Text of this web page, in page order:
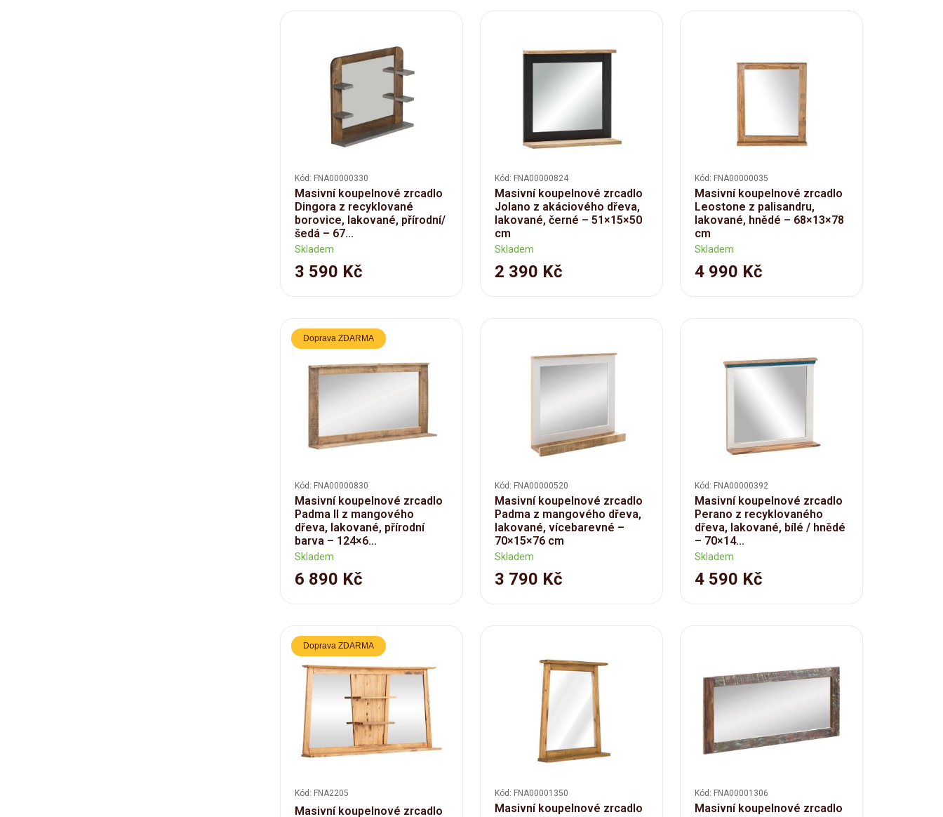
Kód: FNA00000330
Masivní koupelnové zrcadlo
Dingora z recyklované
borovice, lakované, přírodní/
šedá – 67...
Skladem
3 590 Kč
Kód: FNA00000824
Masivní koupelnové zrcadlo
Jolano z akáciového dřeva,
lakované, černé – 51×15×50
cm
Skladem
2 390 Kč
Kód: FNA00000035
Masivní koupelnové zrcadlo
Leostone z palisandru,
lakované, hnědé – 68×13×78
cm
Skladem
4 990 Kč
Doprava ZDARMA
Kód: FNA00000830
Masivní koupelnové zrcadlo
Padma II z mangového
dřeva, lakované, přírodní
barva – 124×6...
Skladem
6 890 Kč
Kód: FNA00000520
Masivní koupelnové zrcadlo
Padma z mangového dřeva,
lakované, vícebarevné –
70×15×76 cm
Skladem
3 790 Kč
Kód: FNA00000392
Masivní koupelnové zrcadlo
Perano z recyklovaného
dřeva, lakované, bílé / hnědé
– 70×14...
Skladem
4 590 Kč
Doprava ZDARMA
Kód: FNA2205
Masivní koupelnové zrcadlo
Kód: FNA00001350
Masivní koupelnové zrcadlo
Kód: FNA00001306
Masivní koupelnové zrcadlo